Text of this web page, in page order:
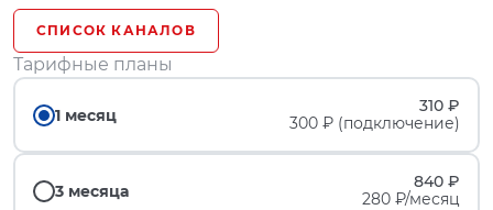
СПИСОК КАНАЛОВ
Тарифные планы
1 месяц
310 ₽
300 ₽ (подключение)
3 месяца
840 ₽
280 ₽/месяц